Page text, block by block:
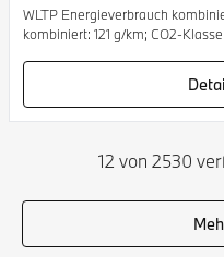
WLTP Energieverbrauch
kombiniert: 121 g/km; CO2-
12 von 2530